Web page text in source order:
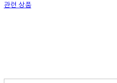
관련 상품